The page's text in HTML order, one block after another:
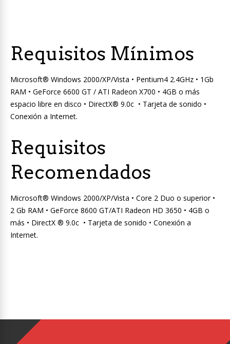
Requisitos Mínimos
Microsoft® Windows 2000/XP/Vista • Pentium4 2.4GHz • 1Gb
RAM • GeForce 6600 GT / ATI Radeon X700 • 4GB o más
espacio libre en disco • DirectX® 9.0c • Tarjeta de sonido •
Conexión a Internet.
Requisitos
Recomendados
Microsoft® Windows 2000/XP/Vista • Core 2 Duo o superior •
2 Gb RAM • GeForce 8600 GT/ATI Radeon HD 3650 • 4GB o
más • DirectX ® 9.0c • Tarjeta de sonido • Conexión a
Internet.